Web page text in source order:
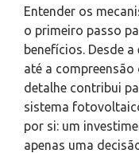
Entender os
o primeiro passo
benefícios. Desde
até a
detalhe contribui
sistema
por si: um
apenas uma